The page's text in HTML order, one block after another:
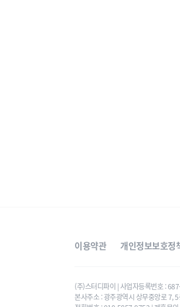
이용약관 개인정보보호정
(주)스터디파이 | 사업자등록번호 :
본사주소 : 광주광역시 상무중앙로 7,